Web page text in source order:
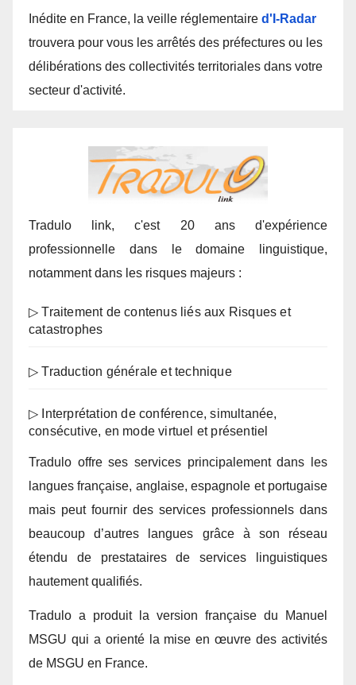
Inédite en France, la veille réglementaire d'I-Radar
trouvera pour vous les arrêtés des préfectures ou les
délibérations des collectivités territoriales dans votre
secteur d'activité.
Tradulo link, c'est 20 ans d'expérience
professionnelle dans le domaine linguistique,
notamment dans les risques majeurs :
▷ Traitement de contenus liés aux Risques et
catastrophes
▷ Traduction générale et technique
▷ Interprétation de conférence, simultanée,
consécutive, en mode virtuel et présentiel
Tradulo offre ses services principalement dans les
langues française, anglaise, espagnole et portugaise
mais peut fournir des services professionnels dans
beaucoup d’autres langues grâce à son réseau
étendu de prestataires de services linguistiques
hautement qualifiés.
Tradulo a produit la version française du Manuel
MSGU qui a orienté la mise en œuvre des activités
de MSGU en France.